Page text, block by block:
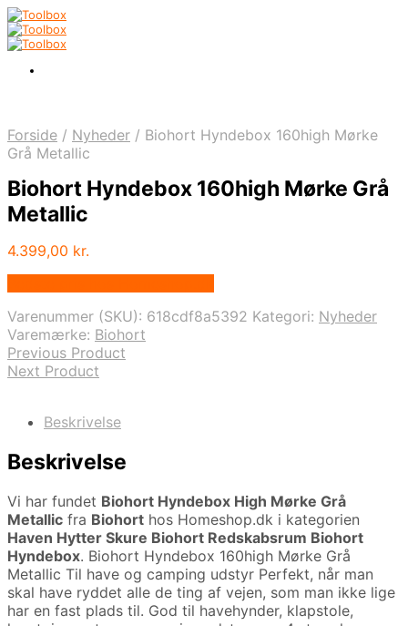
Forside / Nyheder / Biohort Hyndebox 160high Mørke
Grå Metallic
Biohort Hyndebox 160high Mørke Grå
Metallic
4.399,00 kr.
Varenummer (SKU): 618cdf8a5392 Kategori: Nyheder
Varemærke: Biohort
Previous Product
Next Product
Beskrivelse
Beskrivelse
Vi har fundet Biohort Hyndebox High Mørke Grå
Metallic fra Biohort hos Homeshop.dk i kategorien
Haven Hytter Skure Biohort Redskabsrum Biohort
Hyndebox. Biohort Hyndebox 160high Mørke Grå
Metallic Til have og camping udstyr Perfekt, når man
skal have ryddet alle de ting af vejen, som man ikke lige
har en fast plads til. God til havehynder, klapstole,